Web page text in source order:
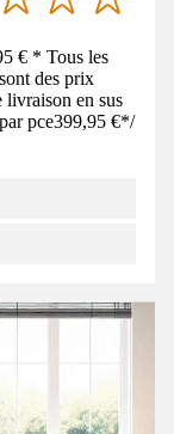
€ * Tous les
des prix
en sus
pce399,95 €*/